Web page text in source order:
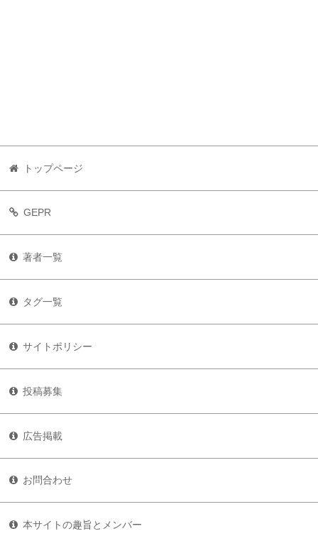
トップページ
GEPR
著者一覧
タグ一覧
サイトポリシー
投稿募集
広告掲載
お問合わせ
本サイトの趣旨とメンバー